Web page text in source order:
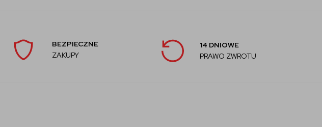
BEZPIECZNE
ZAKUPY
14 DNIOWE
PRAWO ZWROTU